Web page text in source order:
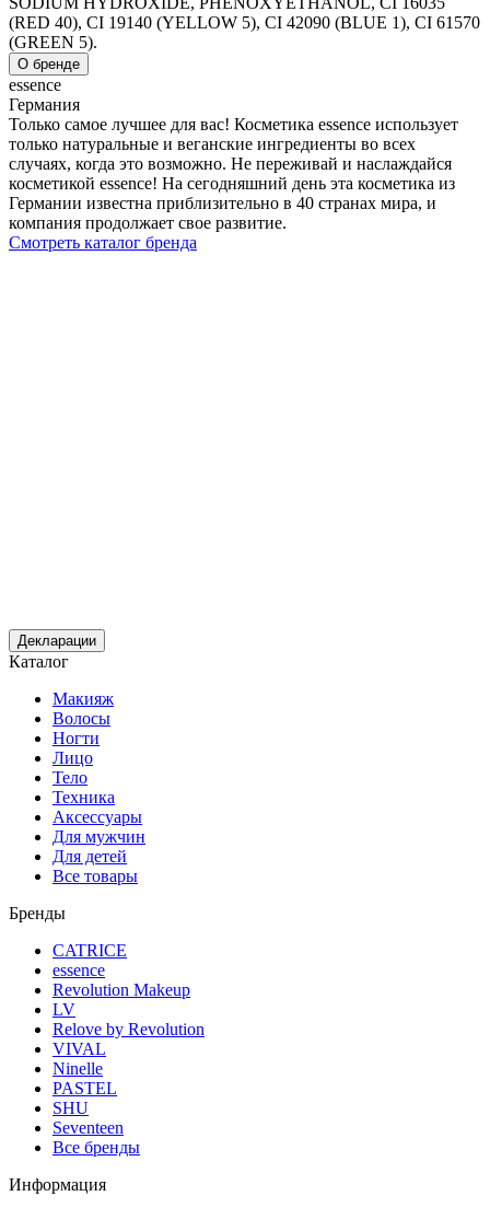
(RED 40), CI 19140 (YELLOW 5), CI 42090 (BLUE 1), CI 61570
(GREEN 5).
О бренде
essence
Германия
Только самое лучшее для вас! Косметика essence использует
только натуральные и веганские ингредиенты во всех
случаях, когда это возможно. Не переживай и наслаждайся
косметикой essence! На сегодняшний день эта косметика из
Германии известна приблизительно в 40 странах мира, и
компания продолжает свое развитие.
Смотреть каталог бренда
Декларации
Каталог
Макияж
Волосы
Ногти
Лицо
Тело
Техника
Аксессуары
Для мужчин
Для детей
Все товары
Бренды
CATRICE
essence
Revolution Makeup
LV
Relove by Revolution
VIVAL
Ninelle
PASTEL
SHU
Seventeen
Все бренды
Информация